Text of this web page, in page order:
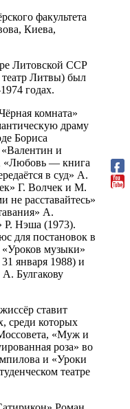
факультета
Киева,
Литовской ССР
Литвы) был
годах.
комната»
драму
Бориса
и
«Любовь — книга
в суд» А.
Г. Волчек и М.
расставайтесь»
А.
Р. Нэша (1973).
для постановок в
«Уроков музыки»
января 1988) и
Булгакову
ставит
среди которых
«Муж и
роза» во
и «Уроки
театре